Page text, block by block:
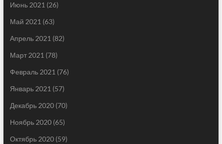
Июнь 2021 (26)
Май 2021 (63)
Апрель 2021 (82)
Март 2021 (78)
Февраль 2021 (76)
Январь 2021 (57)
Декабрь 2020(70)
Ноябрь 2020(65)
Октябрь 2020(59)